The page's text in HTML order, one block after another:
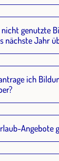
genutzte
nächste Jahr
ich
Angebote